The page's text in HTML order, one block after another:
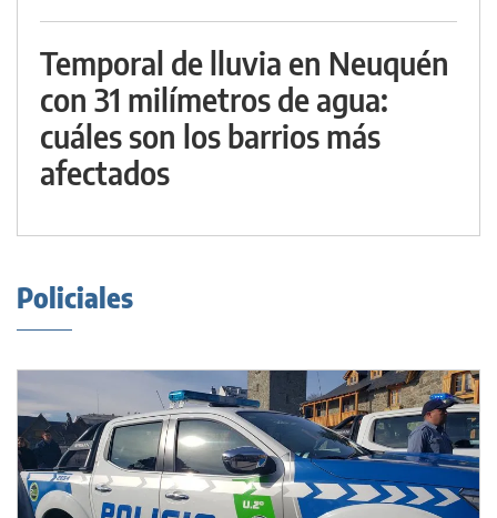
Temporal de lluvia en Neuquén
con 31 milímetros de agua:
cuáles son los barrios más
afectados
Policiales